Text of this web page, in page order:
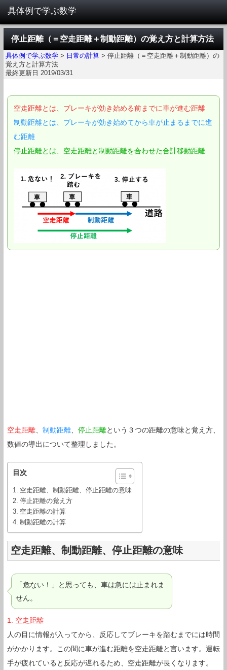
停止距離（＝空走距離＋制動距離）の覚え方と計算方法
具体例で学ぶ数学 > 日常の計算 > 停止距離（＝空走距離＋制動距離）の
覚え方と計算方法
最終更新日 2019/03/31
空走距離とは、ブレーキが効き始める前までに車が進む距離
制動距離とは、ブレーキが効き始めてから車が止まるまでに進
む距離
停止距離とは、空走距離と制動距離を合わせた合計移動距離
空走距離 制動距離 停止距離という３つの距離の意味と覚え方、
数値の導出について整理しました。
目次
空走距離、制動距離、停止距離の意味
停止距離の覚え方
空走距離の計算
制動距離の計算
空走距離、制動距離、停止距離の意味
「危ない！」と思っても、車は急には止まれま
せん。
1. 空走距離
人の目に情報が入ってから、反応してブレーキを踏むまでには時間
がかかります。この間に車が進む距離を空走距離と言います。運転
手が疲れていると反応が遅れるため、空走距離が長くなります。